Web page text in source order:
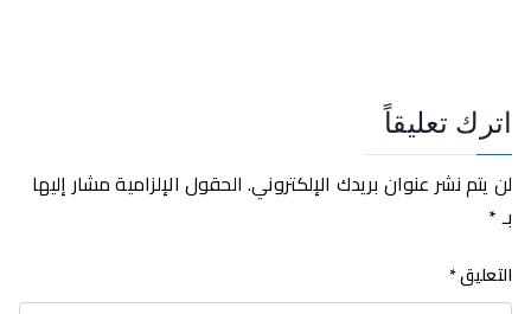
اترك تعليقاً
لن يتم نشر عنوان بريدك الإلكتروني. الحقول الإلزامية مشار إليها
بـ*
التعليق*